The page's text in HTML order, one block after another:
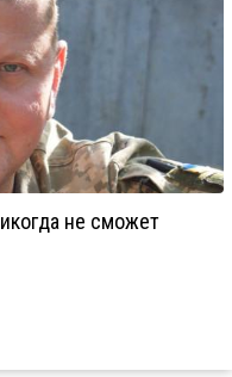
не сможет